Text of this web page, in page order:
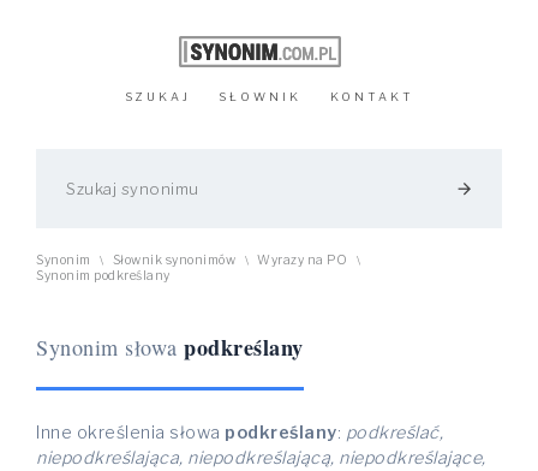
SZUKAJ SŁOWNIK KONTAKT
arrow_forward
Synonim \ Słownik synonimów \ Wyrazy na PO \
Synonim podkreślany
Synonim słowa podkreślany
Inne określenia słowa podkreślany: podkreślać,
niepodkreślająca, niepodkreślającą, niepodkreślające,